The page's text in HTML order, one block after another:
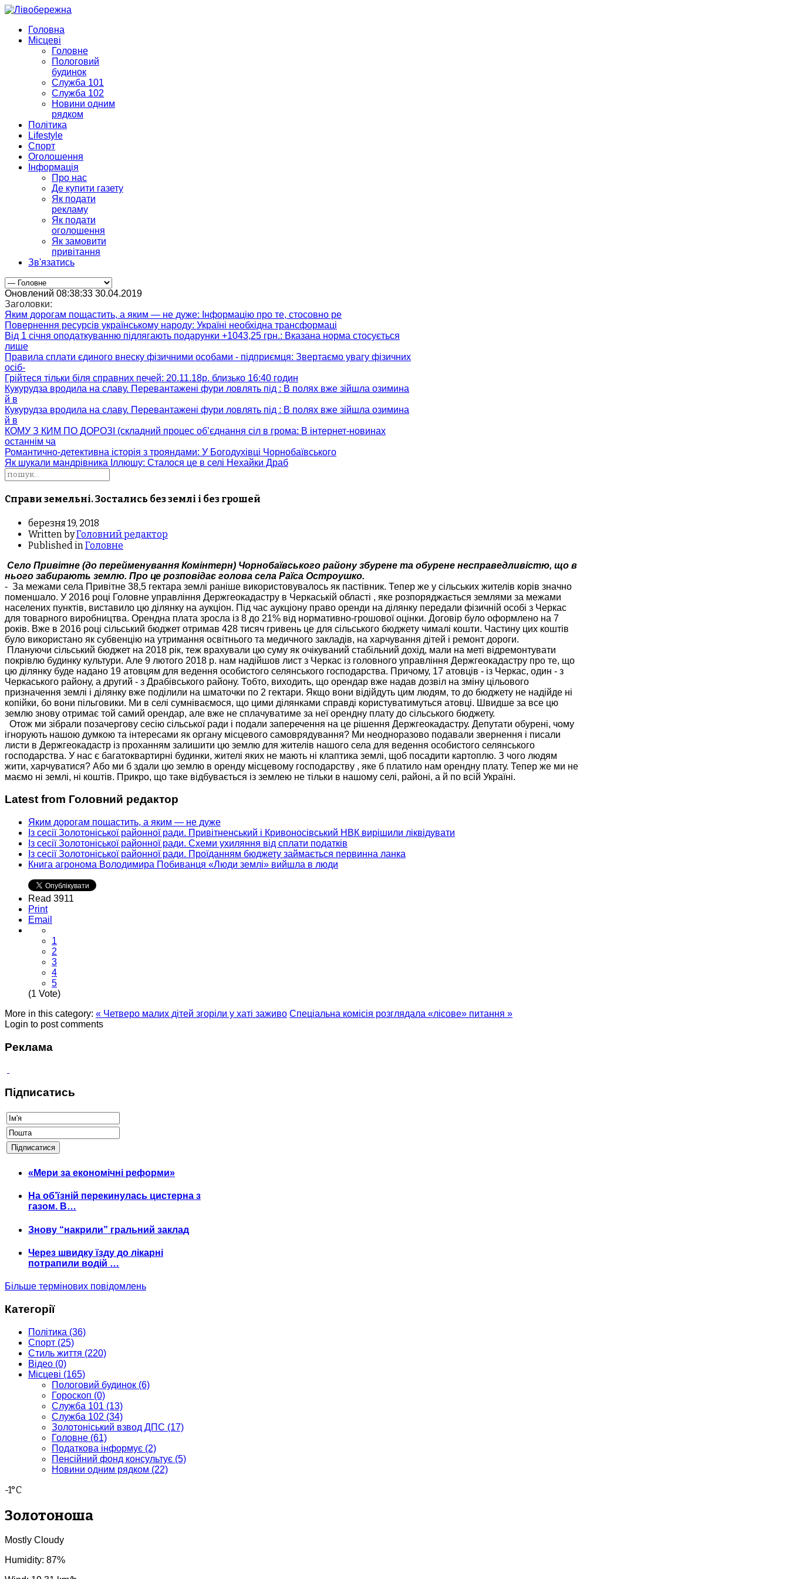
Головна
Місцеві
Головне
Пологовий
будинок
Служба 101
Служба 102
Новини одним
рядком
Політика
Lifestyle
Спорт
Оголошення
Інформація
Про нас
Де купити газету
Як подати
рекламу
Як подати
оголошення
Як замовити
привітання
Зв'язатись
Оновлений 08:38:33 30.04.2019
Заголовки:
Яким дорогам пощастить, а яким — не дуже: Інформацію про те, стосовно ре
Повернення ресурсів українському народу: Україні необхідна трансформаці
Від 1 січня оподаткуванню підлягають подарунки +1043,25 грн.: Вказана норма стосується
лише
Правила сплати єдиного внеску фізичними особами - підприємця: Звертаємо увагу фізичних
осіб-
Грійтеся тільки біля справних печей: 20.11.18р. близько 16:40 годин
Кукурудза вродила на славу. Перевантажені фури ловлять під : В полях вже зійшла озимина
й в
Кукурудза вродила на славу. Перевантажені фури ловлять під : В полях вже зійшла озимина
й в
КОМУ З КИМ ПО ДОРОЗІ (складний процес об’єднання сіл в грома: В інтернет-новинах
останнім ча
Романтично-детективна історія з трояндами: У Богодухівці Чорнобаївського
Як шукали мандрівника Іллюшу: Сталося це в селі Нехайки Драб
Справи земельні. Зостались без землі і без грошей
березня 19, 2018
Written byГоловний редактор
Published in Головне
Село Привітне (до перейменування Комінтерн) Чорнобаївського району збурене та обурене несправедливістю, що в
нього забирають землю. Про це розповідає голова села Раїса Остроушко.
- За межами села Привітне 38,5 гектара землі раніше використовувалось як пастівник. Тепер же у сільських жителів корів значно
поменшало. У 2016 році Головне управління Держгеокадастру в Черкаській області , яке розпоряджається землями за межами
населених пунктів, виставило цю ділянку на аукціон. Під час аукціону право оренди на ділянку передали фізичній особі з Черкас
для товарного виробництва. Орендна плата зросла із 8 до 21% від нормативно-грошової оцінки. Договір було оформлено на 7
років. Вже в 2016 році сільський бюджет отримав 428 тисяч гривень це для сільського бюджету чималі кошти. Частину цих коштів
було використано як субвенцію на утримання освітнього та медичного закладів, на харчування дітей і ремонт дороги.
Плануючи сільський бюджет на 2018 рік, теж врахували цю суму як очікуваний стабільний дохід, мали на меті відремонтувати
покрівлю будинку культури. Але 9 лютого 2018 р. нам надійшов лист з Черкас із головного управління Держгеокадастру про те, що
цю ділянку буде надано 19 атовцям для ведення особистого селянського господарства. Причому, 17 атовців - із Черкас, один - з
Черкаського району, а другий - з Драбівського району. Тобто, виходить, що орендар вже надав дозвіл на зміну цільового
призначення землі і ділянку вже поділили на шматочки по 2 гектари. Якщо вони відійдуть цим людям, то до бюджету не надійде ні
копійки, бо вони пільговики. Ми в селі сумніваємося, що цими ділянками справді користуватимуться атовці. Швидше за все цю
землю знову отримає той самий орендар, але вже не сплачуватиме за неї орендну плату до сільського бюджету.
Отож ми зібрали позачергову сесію сільської ради і подали заперечення на це рішення Держгеокадастру. Депутати обурені, чому
ігнорують нашою думкою та інтересами як органу місцевого самоврядування? Ми неодноразово подавали звернення і писали
листи в Держгеокадастр із проханням залишити цю землю для жителів нашого села для ведення особистого селянського
господарства. У нас є багатоквартирні будинки, жителі яких не мають ні клаптика землі, щоб посадити картоплю. З чого людям
жити, харчуватися? Або ми б здали цю землю в оренду місцевому господарству , яке б платило нам орендну плату. Тепер же ми не
маємо ні землі, ні коштів. Прикро, що таке відбувається із землею не тільки в нашому селі, районі, а й по всій Україні.
Latest from Головний редактор
Яким дорогам пощастить, а яким — не дуже
Із сесії Золотоніської районної ради. Привітненський і Кривоносівський НВК вирішили ліквідувати
Із сесії Золотоніської районної ради. Схеми ухиляння від сплати податків
Із сесії Золотоніської районної ради. Проїданням бюджету займається первинна ланка
Книга агронома Володимира Побиванця «Люди землі» вийшла в люди
Read 3911
Print
Email
1
2
3
4
5
(1 Vote)
More in this category: « Четверо малих дітей згоріли у хаті заживо Спеціальна комісія розглядала «лісове» питання »
Login to post comments
Реклама
Підписатись
«Мери за економічні реформи»
На об’їзній перекинулась цистерна з
газом. В…
Знову “накрили” гральний заклад
Через швидку їзду до лікарні
потрапили водій …
Більше термінових повідомлень
Категорії
Політика (36)
Спорт (25)
Стиль життя (220)
Відео (0)
Місцеві (165)
Пологовий будинок (6)
Гороскоп (0)
Служба 101 (13)
Служба 102 (34)
Золотоніський взвод ДПС (17)
Головне (61)
Податкова інформує (2)
Пенсійний фонд консультує (5)
Новини одним рядком (22)
-1°C
Золотоноша
Mostly Cloudy
Humidity: 87%